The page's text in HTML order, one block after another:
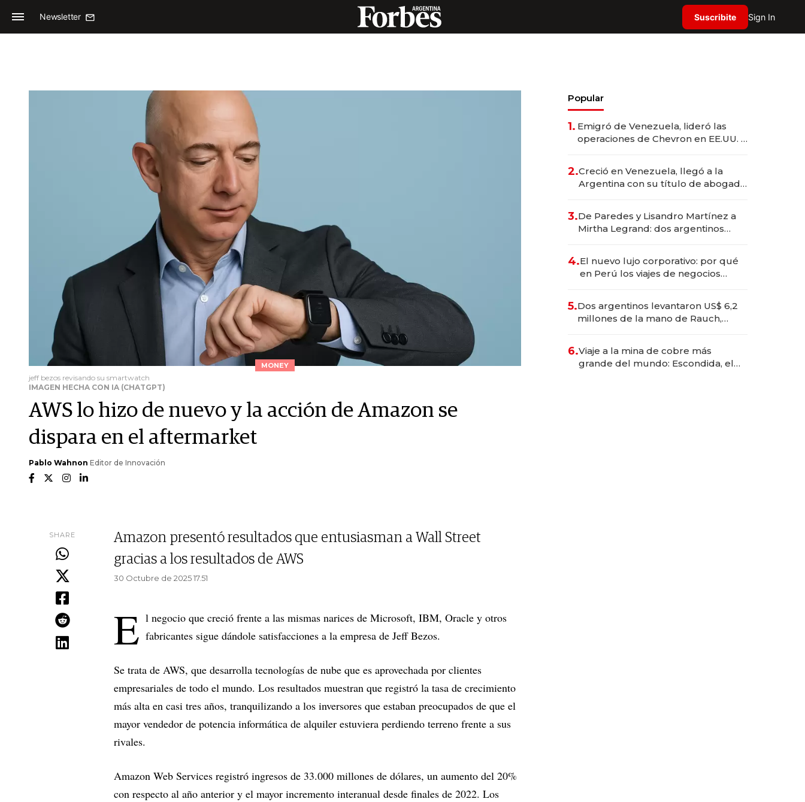
Newsletter Suscribite Sign In
MONEY
jeff bezos revisando su smartwatch
IMAGEN HECHA CON IA (CHATGPT)
AWS lo hizo de nuevo y la acción de Amazon se
dispara en el aftermarket
Pablo Wahnon Editor de Innovación
SHARE
Amazon presentó resultados que entusiasman a Wall Street
gracias a los resultados de AWS
30 Octubre de 2025 17.51
E l negocio que creció frente a las mismas narices de Microsoft, IBM, Oracle y otros
fabricantes sigue dándole satisfacciones a la empresa de Jeff Bezos.
Se trata de AWS, que desarrolla tecnologías de nube que es aprovechada por clientes
empresariales de todo el mundo. Los resultados muestran que registró la tasa de crecimiento
más alta en casi tres años, tranquilizando a los inversores que estaban preocupados de que el
mayor vendedor de potencia informática de alquiler estuviera perdiendo terreno frente a sus
rivales.
Amazon Web Services registró ingresos de 33.000 millones de dólares, un aumento del 20%
con respecto al año anterior y el mayor incremento interanual desde finales de 2022. Los
Popular
1. Emigró de Venezuela, lideró las
operaciones de Chevron en EE.UU. y
2.Creció en Venezuela, llegó a la
Argentina con su título de abogado
marcas "fast premium"
3.De Paredes y Lisandro Martínez a
Mirtha Legrand: dos argentinos
4.El nuevo lujo corporativo: por qué
en Perú los viajes de negocios
transformadoras
5.Dos argentinos levantaron US$ 6,2
millones de la mano de Rauch,
6.Viaje a la mina de cobre más
grande del mundo: Escondida, el